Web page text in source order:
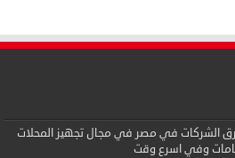
الشركات في مصر في مجال تجهيز المحلات
وفي اسرع وقت